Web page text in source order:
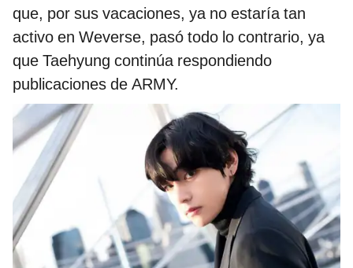
que, por sus vacaciones, ya no estaría tan
activo en Weverse, pasó todo lo contrario, ya
que Taehyung continúa respondiendo
publicaciones de ARMY.